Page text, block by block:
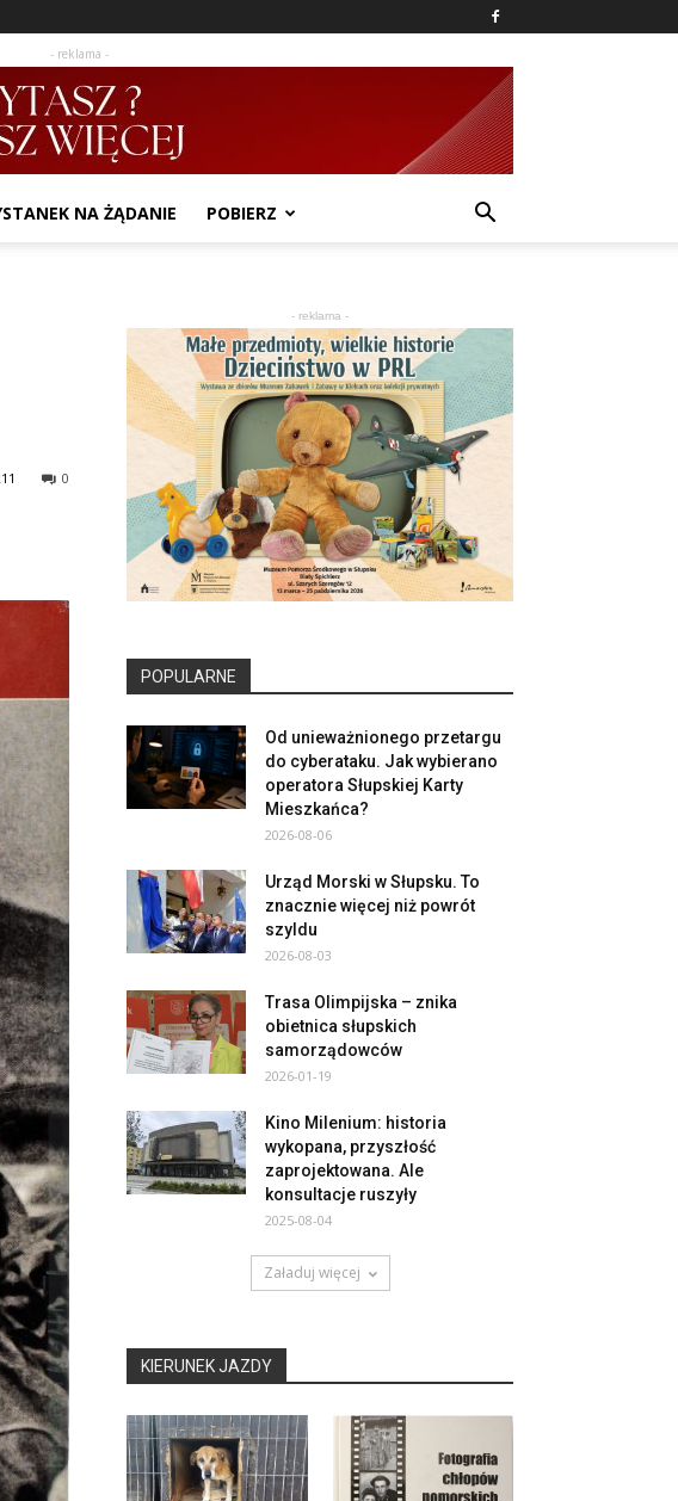
- reklama -
NA ŻĄDANIE POBIERZ
0
- reklama -
POPULARNE
Od unieważnionego przetargu
do cyberataku. Jak wybierano
operatora Słupskiej Karty
Mieszkańca?
2026-08-06
Urząd Morski w Słupsku. To
znacznie więcej niż powrót
szyldu
2026-08-03
Trasa Olimpijska – znika
obietnica słupskich
samorządowców
2026-01-19
Kino Milenium: historia
wykopana, przyszłość
zaprojektowana. Ale
konsultacje ruszyły
2025-08-04
Załaduj więcej
KIERUNEK JAZDY